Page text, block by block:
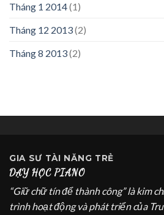
Tháng 1 2014(1)
Tháng 12 2013(2)
Tháng 8 2013(2)
GIA SƯ TÀI NĂNG TRẺ
DẠY HỌC PIANO
“Giữ chữ tín để thành công” là kim
trình hoạt động và phát triển của